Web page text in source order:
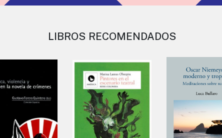
LIBROS RECOMENDADOS